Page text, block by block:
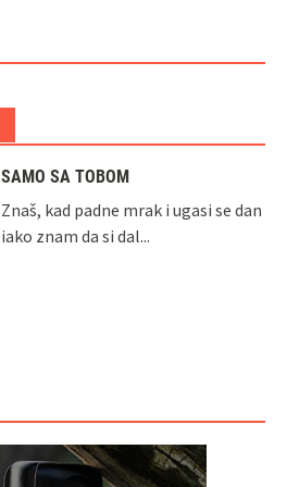
SAMO SA TOBOM
Znaš, kad padne mrak i ugasi se dan
iako znam da si dal...